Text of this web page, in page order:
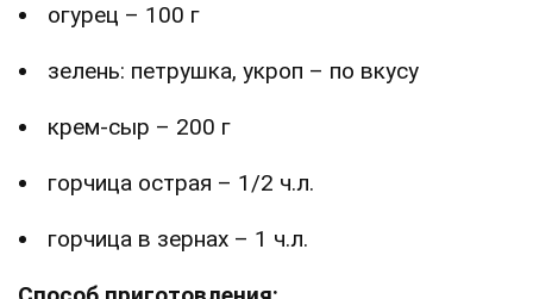
огурец – 100 г
зелень: петрушка, укроп – по вкусу
крем-сыр – 200 г
горчица острая – 1/2 ч.л.
горчица в зернах – 1 ч.л.